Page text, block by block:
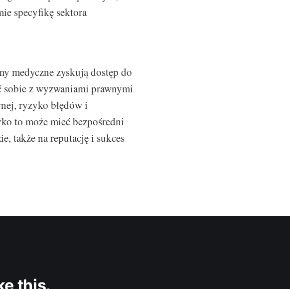
specyfikę sektora
medyczne zyskują dostęp do
sobie z wyzwaniami prawnymi
ryzyko błędów i
to może mieć bezpośredni
także na reputację i sukces